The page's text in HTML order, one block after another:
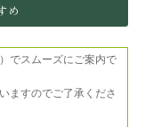
め
でスムーズにご案内で
ますのでご了承くださ